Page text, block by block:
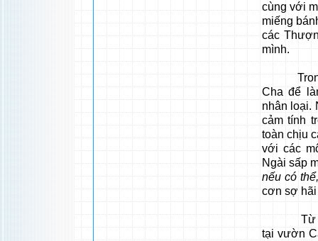
cùng với
miếng
các
mình.
Trong
Cha để
nhân loại.
cảm tính
toàn chịu
với các
Ngài sấp
nếu có
cơn sợ hãi
Từ nhà
tại vườn